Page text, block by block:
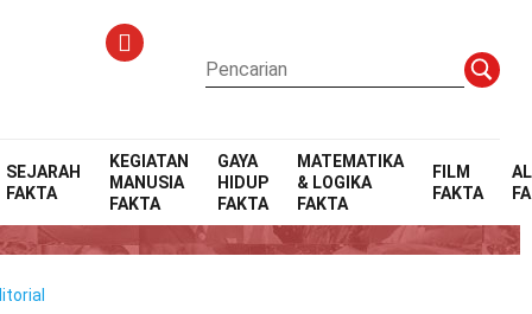
SEJARAH
FAKTA
KEGIATAN
MANUSIA
FAKTA
GAYA
HIDUP
FAKTA
MATEMATIKA
& LOGIKA
FAKTA
FILM
FAKTA